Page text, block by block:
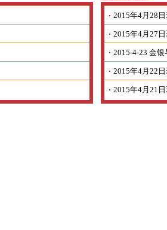
2015年4月28
2015年4月27
2015-4-23 金
2015年4月22
2015年4月21